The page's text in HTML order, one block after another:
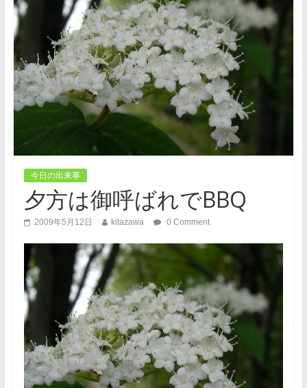
今日の出来事
夕方は御呼ばれでBBQ
2009年5月12日 kitazawa 0 Comment